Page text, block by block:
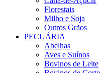
Florestais
Milho e Soja
Outros Grãos
PECUÁRIA
Abelhas
Aves e Suínos
Bovinos de Leite